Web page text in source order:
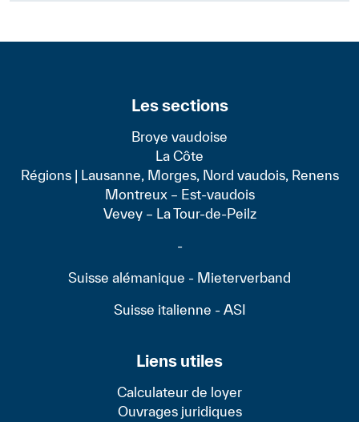
Les sections
Broye vaudoise
La Côte
Régions | Lausanne, Morges, Nord vaudois, Renens
Montreux – Est-vaudois
Vevey – La Tour-de-Peilz
-
Suisse alémanique - Mieterverband
Suisse italienne - ASI
Liens utiles
Calculateur de loyer
Ouvrages juridiques